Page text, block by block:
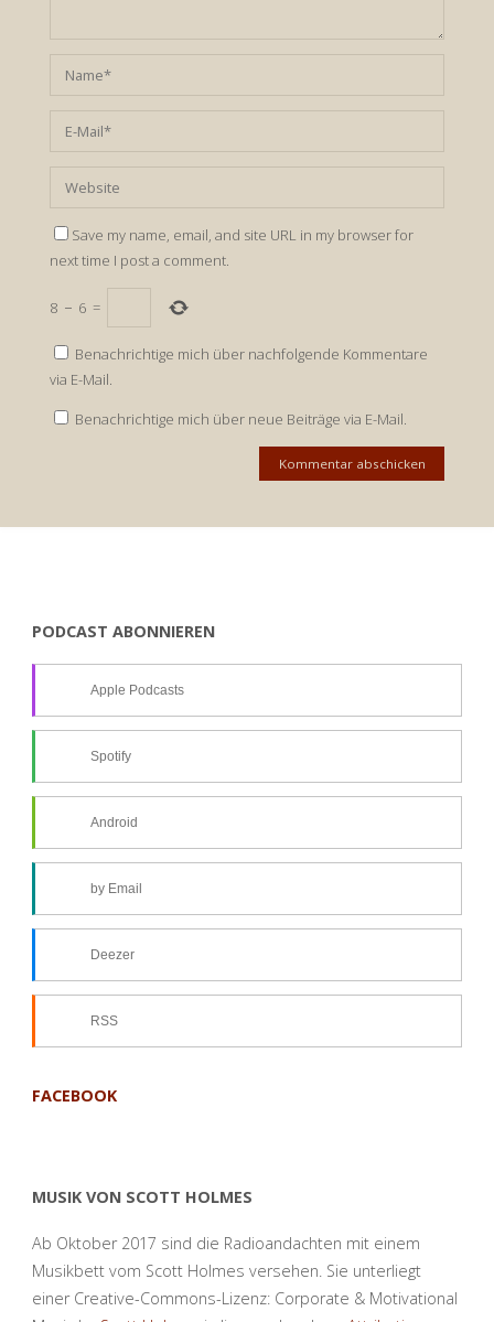
Save my name, email, and site URL in my browser for
next time I post a comment.
8 − 6 =
Benachrichtige mich über nachfolgende Kommentare
via E-Mail.
Benachrichtige mich über neue Beiträge via E-Mail.
PODCAST ABONNIEREN
Apple Podcasts
Spotify
Android
by Email
Deezer
RSS
FACEBOOK
MUSIK VON SCOTT HOLMES
Ab Oktober 2017 sind die Radioandachten mit einem
Musikbett vom Scott Holmes versehen. Sie unterliegt
einer Creative-Commons-Lizenz: Corporate & Motivational